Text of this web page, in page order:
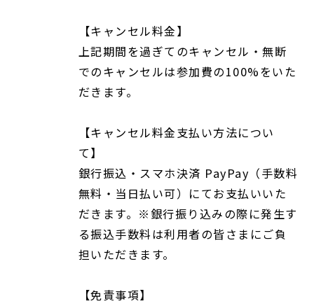
【キャンセル料金】
上記期間を過ぎてのキャンセル・無断
でのキャンセルは参加費の100%をいた
だきます。
【キャンセル料金支払い方法につい
て】
銀行振込・スマホ決済 PayPay（手数料
無料・当日払い可）にてお支払いいた
だきます。※銀行振り込みの際に発生す
る振込手数料は利用者の皆さまにご負
担いただきます。
【免責事項】